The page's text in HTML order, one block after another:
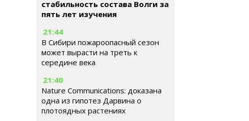
стабильность состава Волги за
пять лет изучения
21:44
В Сибири пожароопасный сезон
может вырасти на треть к
середине века
21:40
Nature Communications: доказана
одна из гипотез Дарвина о
плотоядных растениях